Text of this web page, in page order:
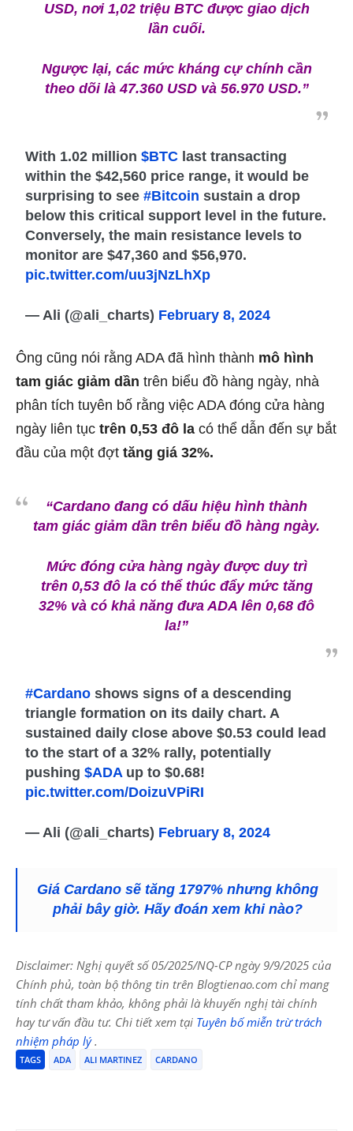
USD, nơi 1,02 triệu BTC được giao dịch
lần cuối.
Ngược lại, các mức kháng cự chính cần
theo dõi là 47.360 USD và 56.970 USD.”
With 1.02 million$BTC last transacting
within the $42,560 price range, it would be
surprising to see#Bitcoin sustain a drop
below this critical support level in the future.
Conversely, the main resistance levels to
monitor are $47,360 and $56,970.
pic.twitter.com/uu3jNzLhXp
— Ali (@ali_charts) February 8, 2024
Ông cũng nói rằng ADA đã hình thành mô hình
tam giác giảm dần trên biểu đồ hàng ngày, nhà
phân tích tuyên bố rằng việc ADA đóng cửa hàng
ngày liên tục trên 0,53 đô la có thể dẫn đến sự bắt
đầu của một đợt tăng giá 32%.
“Cardano đang có dấu hiệu hình thành
tam giác giảm dần trên biểu đồ hàng ngày.
Mức đóng cửa hàng ngày được duy trì
trên 0,53 đô la có thể thúc đẩy mức tăng
32% và có khả năng đưa ADA lên 0,68 đô
la!”
#Cardano shows signs of a descending
triangle formation on its daily chart. A
sustained daily close above $0.53 could lead
to the start of a 32% rally, potentially
pushing$ADAup to $0.68!
pic.twitter.com/DoizuVPiRI
— Ali (@ali_charts) February 8, 2024
Giá Cardano sẽ tăng 1797% nhưng không
phải bây giờ. Hãy đoán xem khi nào?
Disclaimer: Nghị quyết số 05/2025/NQ-CP ngày 9/9/2025 của
Chính phủ, toàn bộ thông tin trên Blogtienao.com chỉ mang
tính chất tham khảo, không phải là khuyến nghị tài chính
hay tư vấn đầu tư. Chi tiết xem tại Tuyên bố miễn trừ trách
nhiệm pháp lý.
TAGS ADA ALI MARTINEZ CARDANO